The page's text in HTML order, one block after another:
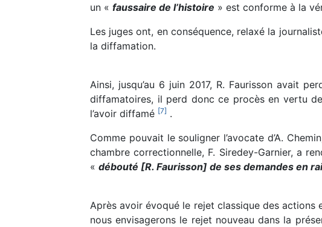
un « faussaire de l’histoire » est conforme à la
Les juges ont, en conséquence, relaxé la
la diffamation.
Ainsi, jusqu’au 6 juin 2017, R. Faurisson avait
diffamatoires, il perd donc ce procès en vertu
l’avoir diffamé [7] .
Comme pouvait le souligner l’avocate d’A.
chambre correctionnelle, F. Siredey-Garnier, a
« débouté [R. Faurisson] de ses demandes en
Après avoir évoqué le rejet classique des
nous envisagerons le rejet nouveau dans la